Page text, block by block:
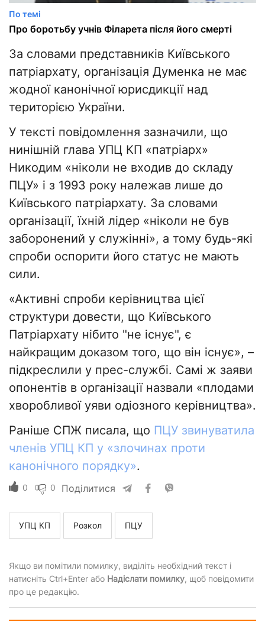
По темі
Про боротьбу учнів Філарета після його смерті
За словами представників Київського
патріархату, організація Думенка не має
жодної канонічної юрисдикції над
територією України.
У тексті повідомлення зазначили, що
нинішній глава УПЦ КП «патріарх»
Никодим «ніколи не входив до складу
ПЦУ» і з 1993 року належав лише до
Київського патріархату. За словами
організації, їхній лідер «ніколи не був
заборонений у служінні», а тому будь-які
спроби оспорити його статус не мають
сили.
«Активні спроби керівництва цієї
структури довести, що Київського
Патріархату нібито "не існує", є
найкращим доказом того, що він існує», –
підкреслили у прес-службі. Самі ж заяви
опонентів в організації назвали «плодами
хворобливої уяви одіозного керівництва».
Раніше СПЖ писала, що ПЦУ звинуватила
членів УПЦ КП у «злочинах проти
канонічного порядку».
0 0 Поділитися
УПЦ КП Розкол ПЦУ
Якщо ви помітили помилку, виділіть необхідний текст і
натисніть Ctrl+Enter або Надіслати помилку, щоб повідомити
про це редакцію.